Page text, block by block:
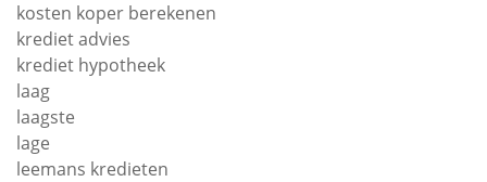
kosten koper berekenen
krediet advies
krediet hypotheek
laag
laagste
lage
leemans kredieten